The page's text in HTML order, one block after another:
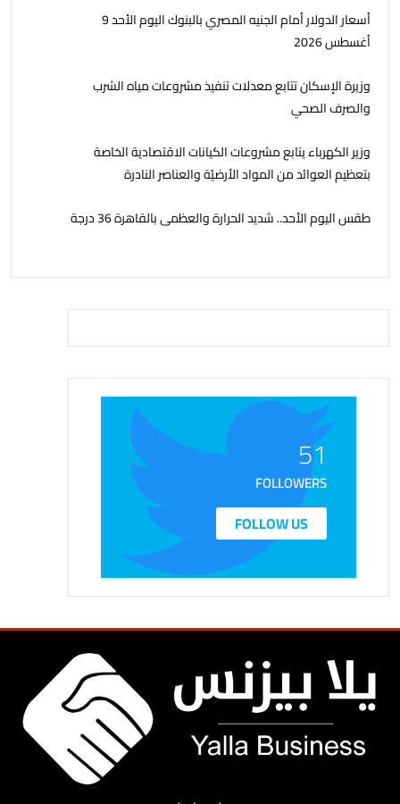
أسعار الدولار أمام الجنيه المصري بالبنوك اليوم الأحد 9
أغسطس 2026
وزيرة الإسكان تتابع معدلات تنفيذ مشروعات مياه الشرب
والصرف الصحي
وزير الكهرباء يتابع مشروعات الكيانات الاقتصادية الخاصة
بتعظيم العوائد من المواد الأرضيّة والعناصر النادرة
طقس اليوم الأحد.. شديد الحرارة والعظمى بالقاهرة 36 درجة
51
FOLLOWERS
FOLLOW US